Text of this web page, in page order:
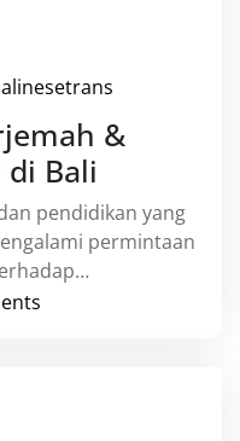
&
Bali
pendidikan yang
permintaan